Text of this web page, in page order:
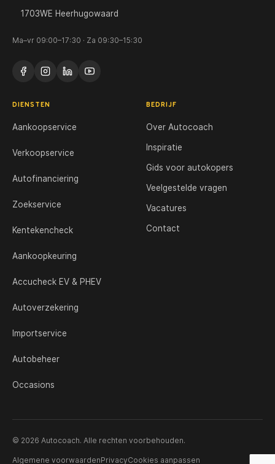
1703WE Heerhugowaard
Ma–vr 09:00–17:30 · Za 09:30–15:30
DIENSTEN
Aankoopservice
Verkoopservice
Autofinanciering
Zoekservice
Kentekencheck
Aankoopkeuring
Accucheck EV & PHEV
Autoverzekering
Importservice
Autobeheer
Occasions
BEDRIJF
Over Autocoach
Inspiratie
Gids voor autokopers
Veelgestelde vragen
Vacatures
Contact
© 2026 Autocoach. Alle rechten voorbehouden.
Algemene voorwaardenPrivacyCookies aanpassen